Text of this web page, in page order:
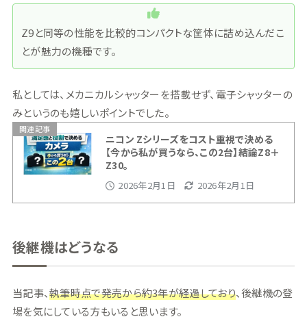
Z9と同等の性能を比較的コンパクトな筐体に詰め込んだこ
とが魅力の機種です。
私としては、メカニカルシャッターを搭載せず、電子シャッターの
みというのも嬉しいポイントでした。
関連記事
ニコン Zシリーズをコスト重視で決める
【今から私が買うなら、この2台】結論Z8＋
Z30。
2026年2月1日 2026年2月1日
後継機はどうなる
当記事、執筆時点で発売から約3年が経過しており、後継機の登
場を気にしている方もいると思います。